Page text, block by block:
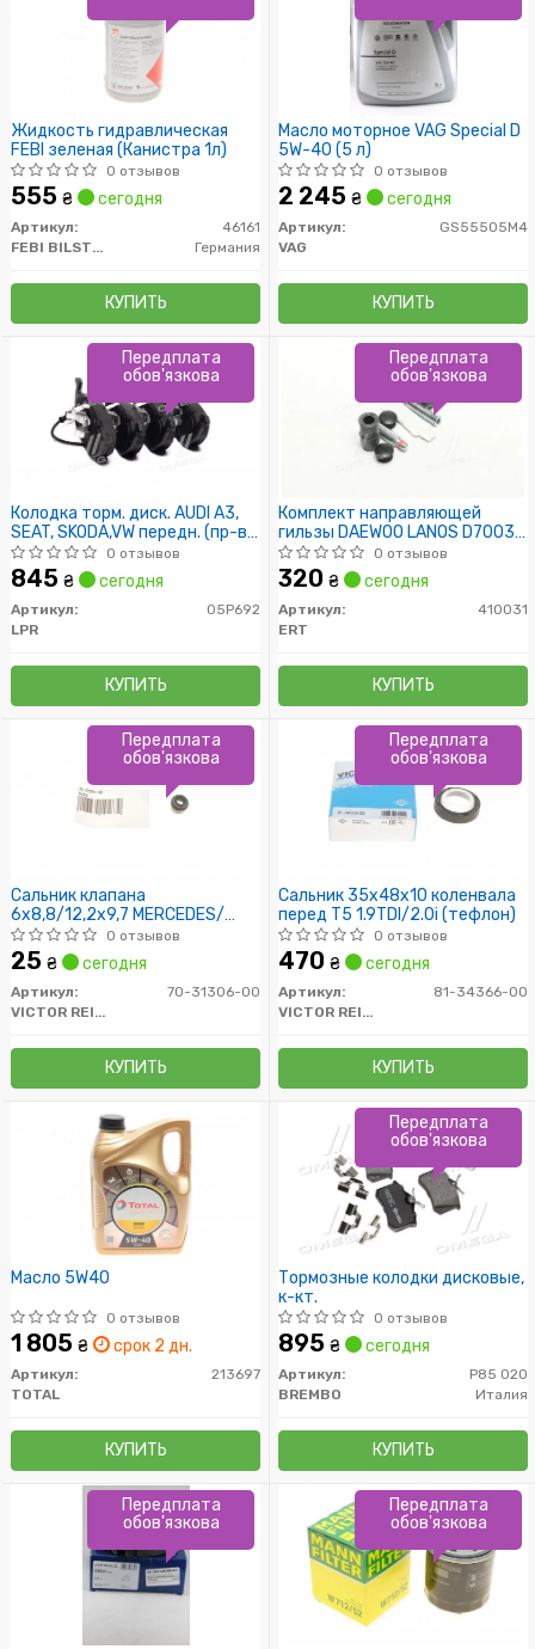
Жидкость гидравлическая
FEBI зеленая (Канистра 1л)
0 отзывов
555 ₴ сегодня
Артикул:
46161
FEBI BILSTEIN
Германия
КУПИТЬ
Масло моторное VAG Special D
5W-40 (5 л)
0 отзывов
2 245 ₴ сегодня
Артикул:
GS55505M4
VAG
КУПИТЬ
Колодка торм. диск. AUDI A3,
SEAT, SKODA,VW передн. (пр-во
LPR)
0 отзывов
845 ₴ сегодня
Артикул:
05P692
LPR
КУПИТЬ
Передплата
обов'язкова
Комплект направляющей
гильзы DAEWOO LANOS D7003C
(пр-во ERT)
0 отзывов
320 ₴ сегодня
Артикул:
410031
ERT
КУПИТЬ
Передплата
обов'язкова
Сальник клапана
6x8,8/12,2x9,7 MERCEDES/
OPEL/ AUDI
0 отзывов
25 ₴ сегодня
Артикул:
70-31306-00
VICTOR REINZ
КУПИТЬ
Передплата
обов'язкова
Сальник 35x48x10 коленвала
перед T5 1.9TDI/2.0i (тефлон)
0 отзывов
470 ₴ сегодня
Артикул:
81-34366-00
VICTOR REINZ
КУПИТЬ
Передплата
обов'язкова
Масло 5W40
0 отзывов
1 805 ₴ срок 2 дн.
Артикул:
213697
TOTAL
КУПИТЬ
Тормозные колодки дисковые,
к-кт.
0 отзывов
895 ₴ сегодня
Артикул:
P85 020
BREMBO
Италия
КУПИТЬ
Передплата
обов'язкова
Передплата
обов'язкова
Передплата
обов'язкова